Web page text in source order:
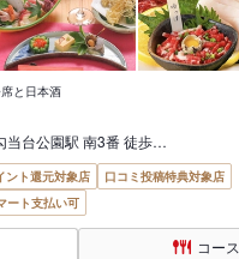
と日本酒
当台公園駅 南3番 徒歩…
ント還元対象店
口コミ投稿特典対象店
ート支払い可
コース